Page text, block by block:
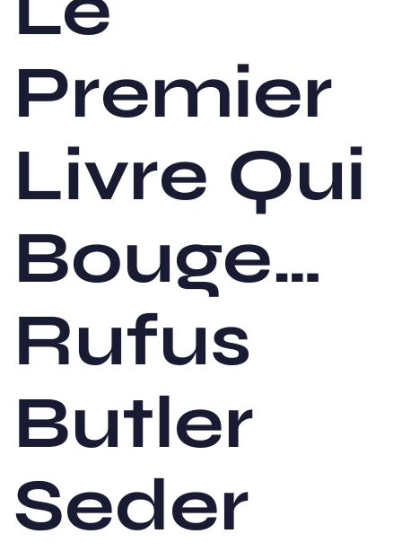
Premier
Livre Qui
Bouge…
Rufus
Butler
Seder